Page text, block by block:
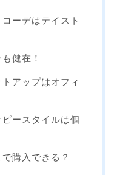
ーデはテイスト
健在！
アップはオフィ
ースタイルは個
購入できる？